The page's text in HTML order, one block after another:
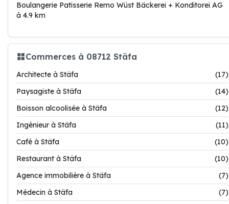
Boulangerie Patisserie Remo Wüst Bäckerei + Konditorei AG
à 4.9 km
Commerces à 08712 Stäfa
Architecte à Stäfa
(17)
Paysagiste à Stäfa
(14)
Boisson alcoolisée à Stäfa
(12)
Ingénieur à Stäfa
(11)
Café à Stäfa
(10)
Restaurant à Stäfa
(10)
Agence immobilière à Stäfa
(7)
Médecin à Stäfa
(7)